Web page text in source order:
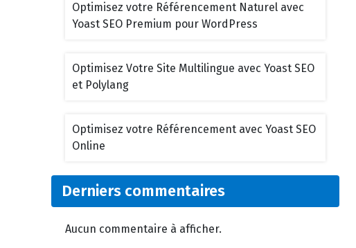
Optimisez votre Référencement Naturel avec
Yoast SEO Premium pour WordPress
Optimisez Votre Site Multilingue avec Yoast SEO
et Polylang
Optimisez votre Référencement avec Yoast SEO
Online
Derniers commentaires
Aucun commentaire à afficher.